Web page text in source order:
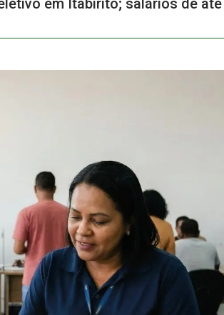
em Itabirito; salários de até